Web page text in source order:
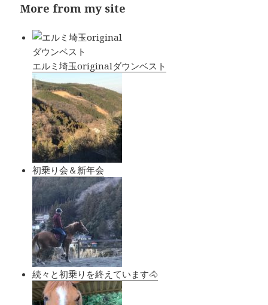
More from my site
エルミ埼玉originalダウンベスト
初乗り会＆新年会
続々と初乗りを終えています🐴